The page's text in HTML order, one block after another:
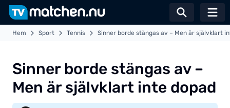
Växla
Hem Sport Tennis Sinner borde stängas av – Men är självklart
Sinner borde stängas av –
Men är självklart inte dopad